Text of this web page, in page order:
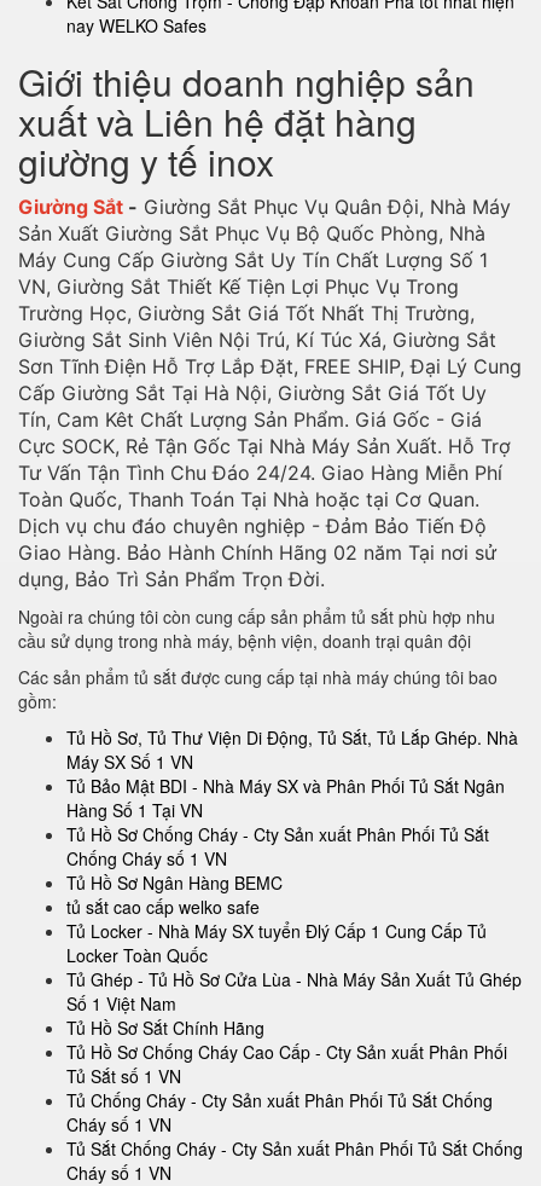
nay WELKO Safes
Giới thiệu doanh nghiệp sản
xuất và Liên hệ đặt hàng
giường y tế inox
Giường Sắt - Giường Sắt Phục Vụ Quân Đội, Nhà Máy
Sản Xuất Giường Sắt Phục Vụ Bộ Quốc Phòng, Nhà
Máy Cung Cấp Giường Sắt Uy Tín Chất Lượng Số 1
VN, Giường Sắt Thiết Kế Tiện Lợi Phục Vụ Trong
Trường Học, Giường Sắt Giá Tốt Nhất Thị Trường,
Giường Sắt Sinh Viên Nội Trú, Kí Túc Xá, Giường Sắt
Sơn Tĩnh Điện Hỗ Trợ Lắp Đặt, FREE SHIP, Đại Lý Cung
Cấp Giường Sắt Tại Hà Nội, Giường Sắt Giá Tốt Uy
Tín, Cam Kêt Chất Lượng Sản Phẩm. Giá Gốc - Giá
Cực SOCK, Rẻ Tận Gốc Tại Nhà Máy Sản Xuất. Hỗ Trợ
Tư Vấn Tận Tình Chu Đáo 24/24. Giao Hàng Miễn Phí
Toàn Quốc, Thanh Toán Tại Nhà hoặc tại Cơ Quan.
Dịch vụ chu đáo chuyên nghiệp - Đảm Bảo Tiến Độ
Giao Hàng. Bảo Hành Chính Hãng 02 năm Tại nơi sử
dụng, Bảo Trì Sản Phẩm Trọn Đời.
Ngoài ra chúng tôi còn cung cấp sản phẩm tủ sắt phù hợp nhu
cầu sử dụng trong nhà máy, bệnh viện, doanh trại quân đội
Các sản phẩm tủ sắt được cung cấp tại nhà máy chúng tôi bao
gồm:
Tủ Hồ Sơ, Tủ Thư Viện Di Động, Tủ Sắt, Tủ Lắp Ghép. Nhà
Máy SX Số 1 VN
Tủ Bảo Mật BDI - Nhà Máy SX và Phân Phối Tủ Sắt Ngân
Hàng Số 1 Tại VN
Tủ Hồ Sơ Chống Cháy - Cty Sản xuất Phân Phối Tủ Sắt
Chống Cháy số 1 VN
Tủ Hồ Sơ Ngân Hàng BEMC
tủ sắt cao cấp welko safe
Tủ Locker - Nhà Máy SX tuyển Đlý Cấp 1 Cung Cấp Tủ
Locker Toàn Quốc
Tủ Ghép - Tủ Hồ Sơ Cửa Lùa - Nhà Máy Sản Xuất Tủ Ghép
Số 1 Việt Nam
Tủ Hồ Sơ Sắt Chính Hãng
Tủ Hồ Sơ Chống Cháy Cao Cấp - Cty Sản xuất Phân Phối
Tủ Sắt số 1 VN
Tủ Chống Cháy - Cty Sản xuất Phân Phối Tủ Sắt Chống
Cháy số 1 VN
Tủ Sắt Chống Cháy - Cty Sản xuất Phân Phối Tủ Sắt Chống
Cháy số 1 VN